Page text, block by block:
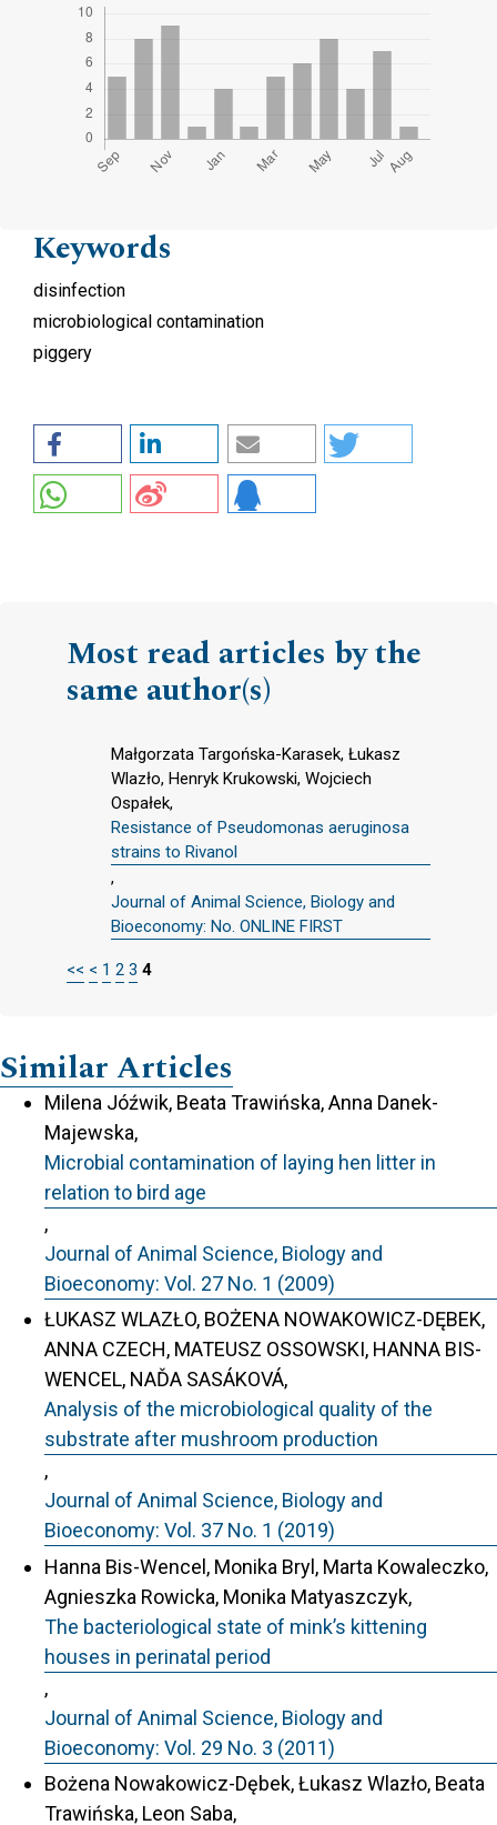
Keywords
disinfection
microbiological contamination
piggery
Most read articles by the
same author(s)
Małgorzata Targońska-Karasek, Łukasz
Wlazło, Henryk Krukowski, Wojciech
Ospałek,
Resistance of Pseudomonas aeruginosa
strains to Rivanol
,
Journal of Animal Science, Biology and
Bioeconomy: No. ONLINE FIRST
<< < 1 2 3 4
Similar Articles
Milena Jóźwik, Beata Trawińska, Anna Danek-
Majewska,
Microbial contamination of laying hen litter in
relation to bird age
,
Journal of Animal Science, Biology and
Bioeconomy: Vol. 27 No. 1 (2009)
ŁUKASZ WLAZŁO, BOŻENA NOWAKOWICZ-DĘBEK,
ANNA CZECH, MATEUSZ OSSOWSKI, HANNA BIS-
WENCEL, NAĎA SASÁKOVÁ,
Analysis of the microbiological quality of the
substrate after mushroom production
,
Journal of Animal Science, Biology and
Bioeconomy: Vol. 37 No. 1 (2019)
Hanna Bis-Wencel, Monika Bryl, Marta Kowaleczko,
Agnieszka Rowicka, Monika Matyaszczyk,
The bacteriological state of mink’s kittening
houses in perinatal period
,
Journal of Animal Science, Biology and
Bioeconomy: Vol. 29 No. 3 (2011)
Bożena Nowakowicz-Dębek, Łukasz Wlazło, Beata
Trawińska, Leon Saba,